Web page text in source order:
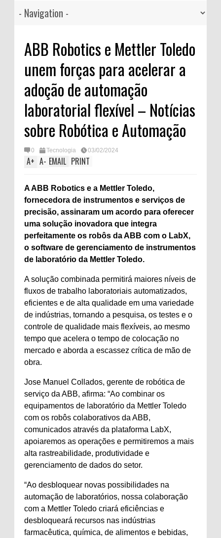
ABB Robotics e Mettler Toledo
unem forças para acelerar a
adoção de automação
laboratorial flexível – Notícias
sobre Robótica e Automação
0 Tecnologia 03/02/2024
A+ A- EMAIL PRINT
A ABB Robotics e a Mettler Toledo,
fornecedora de instrumentos e serviços de
precisão, assinaram um acordo para oferecer
uma solução inovadora que integra
perfeitamente os robôs da ABB com o LabX,
o software de gerenciamento de instrumentos
de laboratório da Mettler Toledo.
A solução combinada permitirá maiores níveis de
fluxos de trabalho laboratoriais automatizados,
eficientes e de alta qualidade em uma variedade
de indústrias, tornando a pesquisa, os testes e o
controle de qualidade mais flexíveis, ao mesmo
tempo que acelera o tempo de colocação no
mercado e aborda a escassez crítica de mão de
obra.
Jose Manuel Collados, gerente de robótica de
serviço da ABB, afirma: “Ao combinar os
equipamentos de laboratório da Mettler Toledo
com os robôs colaborativos da ABB,
comunicados através da plataforma LabX,
apoiaremos as operações e permitiremos a mais
alta rastreabilidade, produtividade e
gerenciamento de dados do setor.
“Ao desbloquear novas possibilidades na
automação de laboratórios, nossa colaboração
com a Mettler Toledo criará eficiências e
desbloqueará recursos nas indústrias
farmacêutica, química, de alimentos e bebidas,